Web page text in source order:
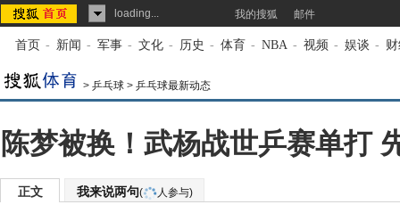
loading... 我的搜狐 邮件
首页 - 新闻 - 军事 - 文化 - 历史 - 体育 - NBA - 视频 - 娱谈 -
> 乒乓球 > 乒乓球最新动态
陈梦被换！武杨战世乒赛单打
正文 我来说两句( 人参与)